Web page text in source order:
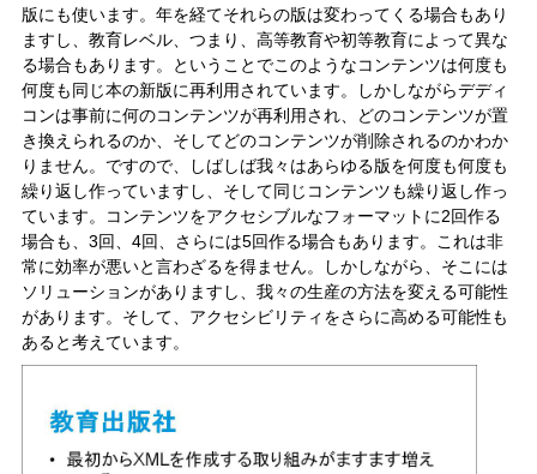
版にも使います。年を経てそれらの版は変わってくる場合もあり
ますし、教育レベル、つまり、高等教育や初等教育によって異な
る場合もあります。ということでこのようなコンテンツは何度も
何度も同じ本の新版に再利用されています。しかしながらデディ
コンは事前に何のコンテンツが再利用され、どのコンテンツが置
き換えられるのか、そしてどのコンテンツが削除されるのかわか
りません。ですので、しばしば我々はあらゆる版を何度も何度も
繰り返し作っていますし、そして同じコンテンツも繰り返し作っ
ています。コンテンツをアクセシブルなフォーマットに2回作る
場合も、3回、4回、さらには5回作る場合もあります。これは非
常に効率が悪いと言わざるを得ません。しかしながら、そこには
ソリューションがありますし、我々の生産の方法を変える可能性
があります。そして、アクセシビリティをさらに高める可能性も
あると考えています。